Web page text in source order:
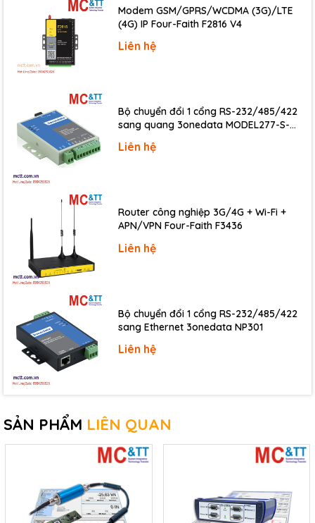
Modem GSM/GPRS/WCDMA (3G)/LTE
(4G) IP Four-Faith F2816 V4
Liên hệ
Bộ chuyển đổi 1 cổng RS-232/485/422
sang quang 3onedata MODEL277-S-
20KM)
Liên hệ
Router công nghiệp 3G/4G + Wi-Fi +
APN/VPN Four-Faith F3436
Liên hệ
Bộ chuyển đổi 1 cổng RS-232/485/422
sang Ethernet 3onedata NP301
Liên hệ
SẢN PHẨM LIÊN QUAN